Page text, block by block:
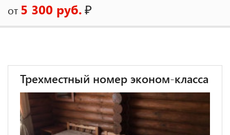
от 5 300 руб.₽
Трехместный номер эконом-класса